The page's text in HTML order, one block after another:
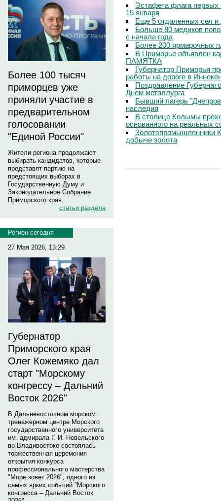
Более 100 тысяч
приморцев уже
приняли участие в
предварительном
голосовании
"Единой России"
Жители региона продолжают
выбирать кандидатов, которые
представят партию на
предстоящих выборах в
Государственную Думу и
Законодательное Собрание
Приморского края.
статьи раздела
Регион сегодня
27 Мая 2026, 13:29
Губернатор
Приморского края
Олег Кожемяко дал
старт "Морскому
конгрессу – Дальний
Восток 2026"
В Дальневосточном морском
тренажерном центре Морского
государственного университета
им. адмирала Г. И. Невельского
во Владивостоке состоялась
торжественная церемония
открытия конкурса
профессионального мастерства
"Море зовет 2026", одного из
самых ярких событий "Морского
конгресса – Дальний Восток
Эстафета флага первых
15 января
Еще 5 отдаленных сел и
Больше 80 медиков
с начала года
Более 200 ярмарочных
В Приморье объявлен
ПАМЯТКА
Губернатор Приморья
работы на дороге в
Поздравление
Днем металлурга
Бывший лагерь
наследия
В столице Колымы
основанного на реальных
Золотопромышленники
добыче золота